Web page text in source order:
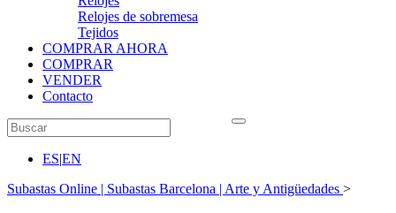
Relojes de sobremesa
Tejidos
COMPRAR AHORA
COMPRAR
VENDER
Contacto
ES|EN
Subastas Online | Subastas Barcelona | Arte y Antigüedades >